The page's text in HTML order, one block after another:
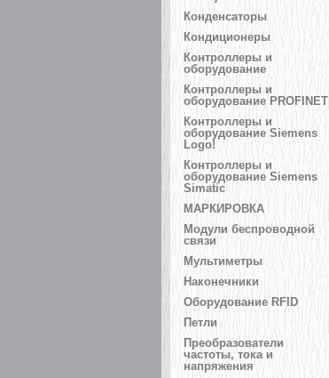
Конденсаторы
Кондиционеры
Контроллеры и
оборудование
Контроллеры и
оборудование PROFINET
Контроллеры и
оборудование Siemens
Logo!
Контроллеры и
оборудование Siemens
Simatic
МАРКИРОВКА
Модули беспроводной
связи
Мультиметры
Наконечники
Оборудование RFID
Петли
Преобразователи
частоты, тока и
напряжения